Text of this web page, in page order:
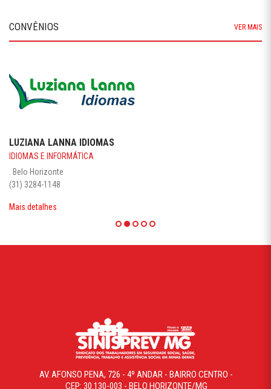
CONVÊNIOS VER MAIS
LUZIANA LANNA IDIOMAS
IDIOMAS E INFORMÁTICA
. Belo Horizonte
(31) 3284-1148
Mais detalhes
AV. AFONSO PENA, 726 - 4º ANDAR - BAIRRO CENTRO -
CEP: 30.130-003 - BELO HORIZONTE/MG